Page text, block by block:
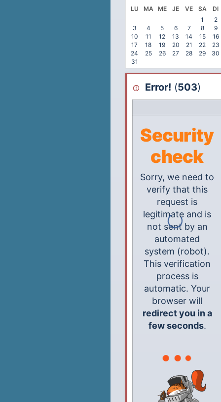
LU MA ME JE VE SA
DI
1
2
3
4 5 6 7 8
9
10
11 12 13 14 15
16
17
18 19 20 21 22
23
24
25 26 27 28 29
30
31
Error! (503)
Security
check
Sorry, we need to
verify that this
request is
legitimate and is
not sent by an
automated
system (robot).
This verification
process is
automatic. Your
browser will
redirect you in a
few seconds.